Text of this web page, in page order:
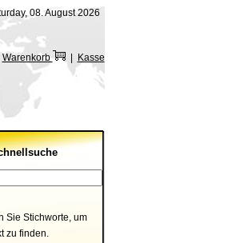
08. August 2026
Warenkorb | Kasse
Sie Stichworte, um
zu finden.